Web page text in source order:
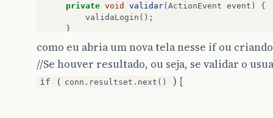
private void validar( ActionEvent event )
{
validaLogin ();
}
public
validaLogin
try {
ConnectionFactory
conn = new
getConnection
como eu abria um nova tela nesse if ou
//Se houver resultado, ou seja, se validar o
if ( conn.resultset.next() ) {